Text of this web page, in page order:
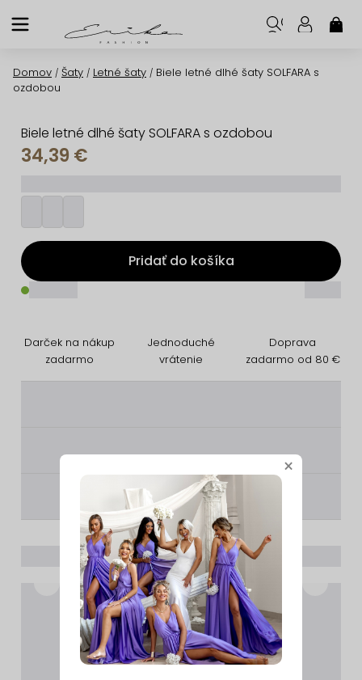
na
Domov / Šaty / Letné šaty / Biele letné dlhé šaty SOLFARA s
ozdobou
Biele letné dlhé šaty SOLFARA s ozdobou
34,39 €
Pridať do košíka
Darček na nákup
zadarmo
Jednoduché
vrátenie
Doprava
zadarmo od 80 €
________
×